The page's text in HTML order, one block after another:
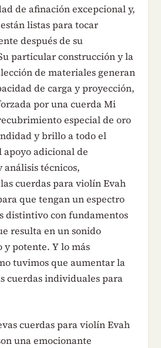
de afinación excepcional y,
listas para tocar
después de su
particular construcción y la
de materiales generan
de carga y proyección,
por una cuerda Mi
especial de oro
y brillo a todo el
apoyo adicional de
análisis técnicos,
cuerdas para violín Evah
que tengan un espectro
distintivo con fundamentos
resulta en un sonido
y potente. Y lo más
tuvimos que aumentar la
cuerdas individuales para
cuerdas para violín Evah
una emocionante